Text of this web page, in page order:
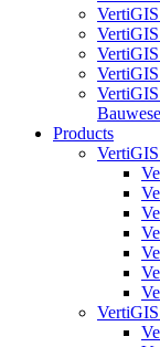
Products